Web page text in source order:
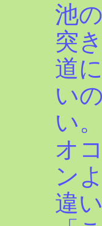
池
突
道
い
い。
オ
ン
違